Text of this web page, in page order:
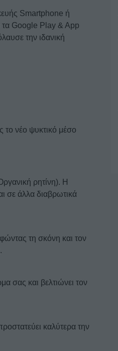
Smartphone ή
τα Google Play & App
την ιδανική
το νέο ψυκτικό μέσο
ρητίνη). Η
σε άλλα διαβρωτικά
τη σκόνη και τον
σας και βελτιώνει τον
καλύτερα την